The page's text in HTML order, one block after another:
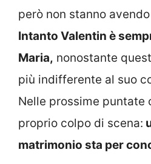
però non stanno
Intanto Valentin è
Maria, nonostante
più indifferente al suo
Nelle prossime puntate
proprio colpo di scena:
matrimonio sta per